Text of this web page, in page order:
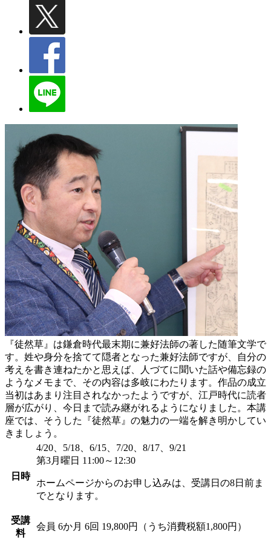
『徒然草』は鎌倉時代最末期に兼好法師の著した随筆文学で
す。姓や身分を捨てて隠者となった兼好法師ですが、自分の
考えを書き連ねたかと思えば、人づてに聞いた話や備忘録の
ようなメモまで、その内容は多岐にわたります。作品の成立
当初はあまり注目されなかったようですが、江戸時代に読者
層が広がり、今日まで読み継がれるようになりました。本講
座では、そうした『徒然草』の魅力の一端を解き明かしてい
きましょう。
日時
4/20、5/18、6/15、7/20、8/17、9/21
第3月曜日 11:00～12:30
ホームページからのお申し込みは、受講日の8日前ま
でとなります。
受講
料
会員 6か月 6回 19,800円（うち消費税額1,800円）